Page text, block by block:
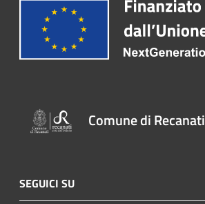
Comune di Recanati
SEGUICI SU